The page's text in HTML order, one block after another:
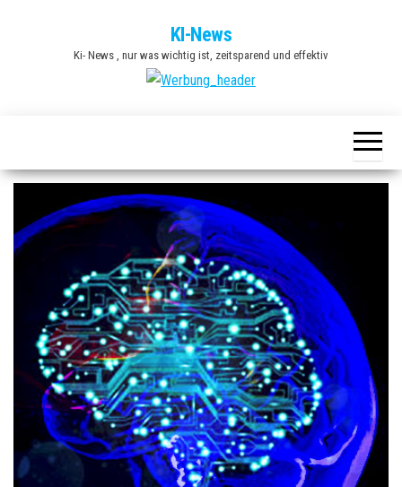
KI-News
Ki- News , nur was wichtig ist, zeitsparend und effektiv